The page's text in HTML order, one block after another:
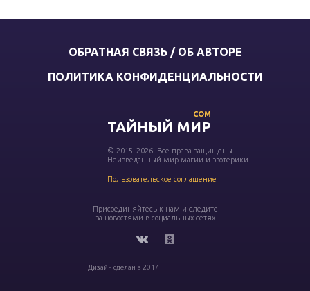
ОБРАТНАЯ СВЯЗЬ / ОБ АВТОРЕ
ПОЛИТИКА КОНФИДЕНЦИАЛЬНОСТИ
ТАЙНЫЙ МИР
COM
© 2015–2026. Все права защищены
Неизведанный мир магии и эзотерики
Пользовательское соглашение
Присоединяйтесь к нам и следите
за новостями в социальных сетях
Дизайн сделан в 2017